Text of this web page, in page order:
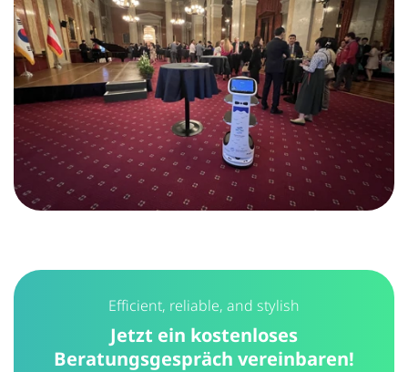
Efficient, reliable, and stylish
Jetzt ein kostenloses
Beratungsgespräch vereinbaren!